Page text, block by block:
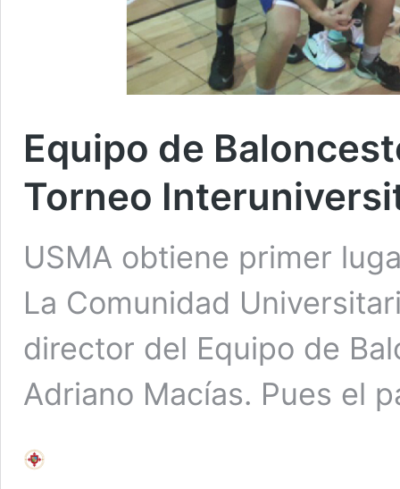
Equipo de
Torneo
USMA obtiene primer
La Comunidad
director del Equipo de
Adriano Macías. Pues el